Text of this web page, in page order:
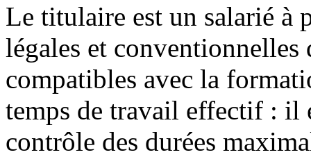
Le titulaire est un salarié à
légales et
compatibles avec la
temps de travail effectif : il
contrôle des durées